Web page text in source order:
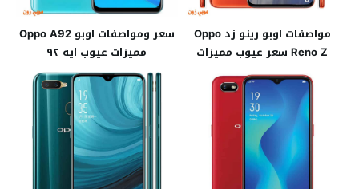
مواصفات اوبو رينو زد Oppo
Reno Z سعر عيوب مميزات
سعر ومواصفات اوبو Oppo A92
مميزات عيوب ايه ٩٢